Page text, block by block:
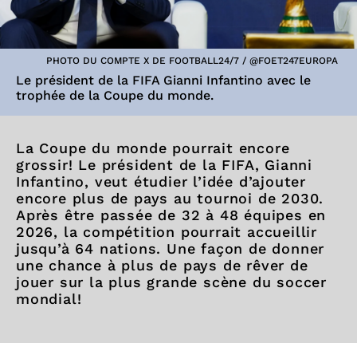
PHOTO DU COMPTE X DE FOOTBALL24/7 / @FOET247EUROPA
Le président de la FIFA Gianni Infantino avec le
trophée de la Coupe du monde.
La Coupe du monde pourrait encore
grossir! Le président de la FIFA, Gianni
Infantino, veut étudier l’idée d’ajouter
encore plus de pays au tournoi de 2030.
Après être passée de 32 à 48 équipes en
2026, la compétition pourrait accueillir
jusqu’à 64 nations. Une façon de donner
une chance à plus de pays de rêver de
jouer sur la plus grande scène du soccer
mondial!